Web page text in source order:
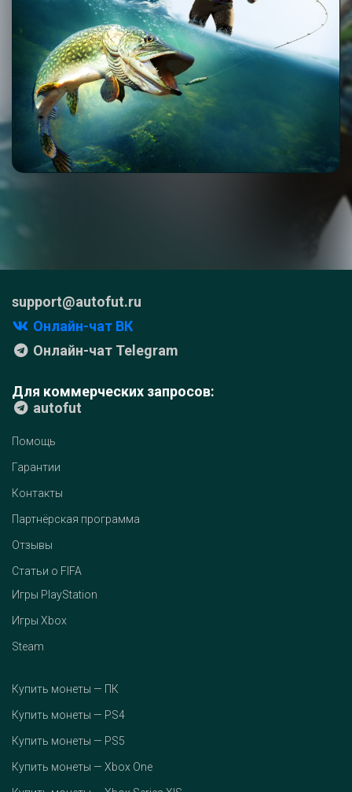
support@autofut.ru
Онлайн-чат ВК
Онлайн-чат Telegram
Для коммерческих запросов:
autofut
Помощь
Гарантии
Контакты
Партнёрская программа
Отзывы
Статьи о FIFA
Игры PlayStation
Игры Xbox
Steam
Купить монеты — ПК
Купить монеты — PS4
Купить монеты — PS5
Купить монеты — Xbox One